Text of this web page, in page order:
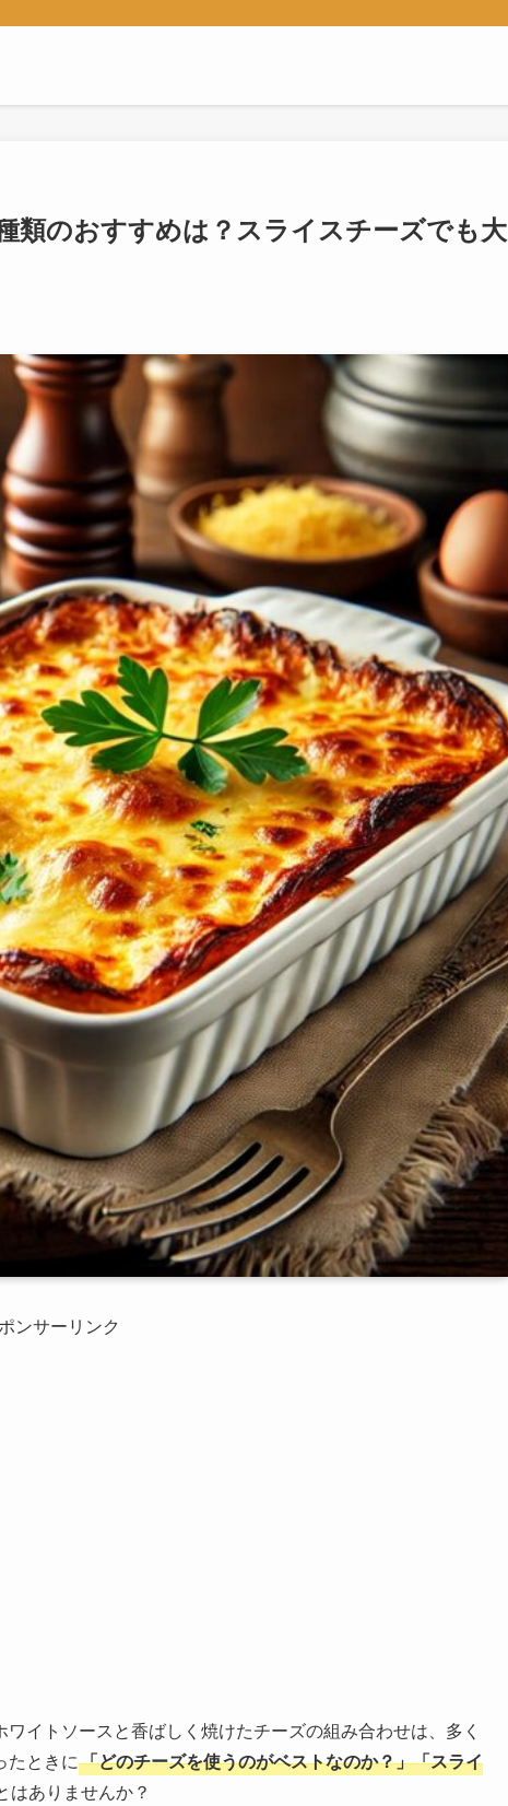
類のおすすめは？スライスチーズでも大
ンサーリンク
イトソースと香ばしく焼けたチーズの組み合わせは、多く
たときに「どのチーズを使うのがベストなのか？」「スライ
はありませんか？